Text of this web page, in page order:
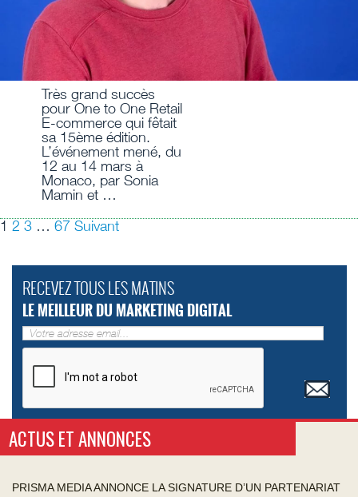
Très grand succès
pour One to One Retail
E-commerce qui fêtait
sa 15ème édition.
L’événement mené, du
12 au 14 mars à
Monaco, par Sonia
Mamin et …
1 2 3 … 67 Suivant
RECEVEZ TOUS LES MATINS
LE MEILLEUR DU MARKETING DIGITAL
ACTUS ET ANNONCES
PRISMA MEDIA ANNONCE LA SIGNATURE D’UN PARTENARIAT